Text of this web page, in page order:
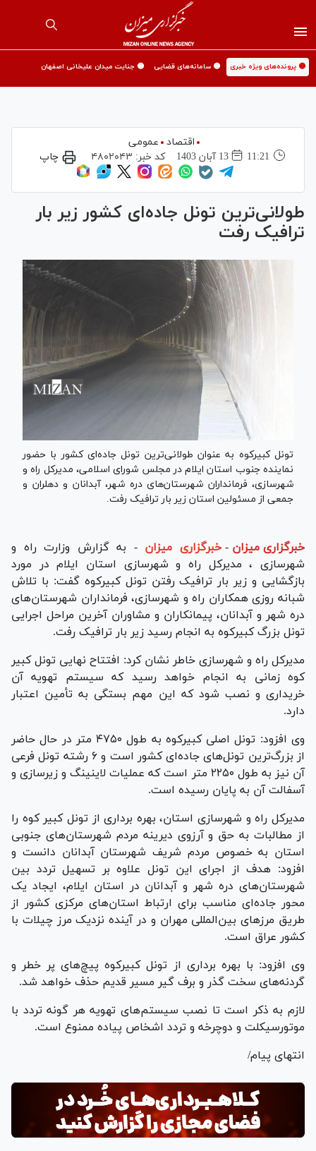
🟡 پرونده‌های ویژه خبری 🟡 سامانه‌های قضایی 🟡 جنایت میدان علیخانی اصفهان
اقتصاد
عمومی
11:21
13 آبان 1403 کد خبر: ۴۸۰۲۰۴۳ چاپ
طولانی‌ترین تونل جاده‌ای کشور زیر بار
ترافیک رفت
تونل کبیرکوه به عنوان طولانی‌ترین تونل جاده‌ای کشور با حضور
نماینده جنوب استان ایلام در مجلس شورای اسلامی، مدیرکل راه و
شهرسازی، فرمانداران شهرستان‌های دره شهر، آبدانان و دهلران و
جمعی از مسئولین استان زیر بار ترافیک رفت.
خبرگزاری میزان - خبرگزاری میزان - به گزارش وزارت راه و
شهرسازی ، مدیرکل راه و شهرسازی استان ایلام در مورد
بازگشایی و زیر بار ترافیک رفتن تونل کبیرکوه گفت: با تلاش
شبانه روزی همکاران راه و شهرسازی، فرمانداران شهرستان‌های
دره شهر و آبدانان، پیمانکاران و مشاوران آخرین مراحل اجرایی
تونل بزرگ کبیرکوه به انجام رسید زیر بار ترافیک رفت.
مدیرکل راه و شهرسازی خاطر نشان کرد: افتتاح نهایی تونل کبیر
کوه زمانی به انجام خواهد رسید که سیستم تهویه آن
خریداری و نصب شود که این مهم بستگی به تأمین اعتبار
دارد.
وی افزود: تونل اصلی کبیرکوه به طول ۴۷۵۰ متر در حال حاضر
از بزرگ‌ترین تونل‌های جاده‌ای کشور است و ۶ رشته تونل فرعی
آن نیز به طول ۲۲۵۰ متر است که عملیات لاینینگ و زیرسازی و
آسفالت آن به پایان رسیده است.
مدیرکل راه و شهرسازی استان، بهره برداری از تونل کبیر کوه را
از مطالبات به حق و آرزوی دیرینه مردم شهرستان‌های جنوبی
استان به خصوص مردم شریف شهرستان آبدانان دانست و
افزود: هدف از اجرای این تونل علاوه بر تسهیل تردد بین
شهرستان‌های دره شهر و آبدانان در استان ایلام، ایجاد یک
محور جاده‌ای مناسب برای ارتباط استان‌های مرکزی کشور از
طریق مرز‌های بین‌المللی مهران و در آینده نزدیک مرز چیلات با
کشور عراق است.
وی افزود: با بهره برداری از تونل کبیرکوه پیچ‌های پر خطر و
گردنه‌های سخت گذر و برف گیر مسیر قدیم حذف خواهد شد.
لازم به ذکر است تا نصب سیستم‌های تهویه هر گونه تردد با
موتورسیکلت و دوچرخه و تردد اشخاص پیاده ممنوع است.
انتهای پیام/